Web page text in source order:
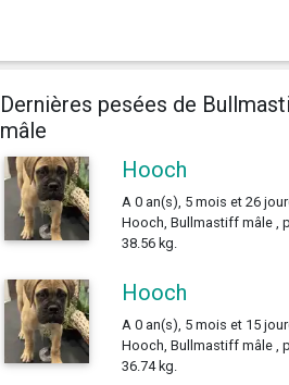
Dernières pesées de
mâle
Hooch
A 0 an(s), 5 mois et 26
Hooch, Bullmastiff mâle ,
38.56 kg.
Hooch
A 0 an(s), 5 mois et 15
Hooch, Bullmastiff mâle ,
36.74 kg.